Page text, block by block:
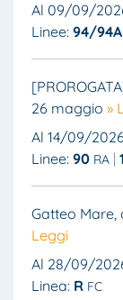
Al 09/09/
Linee: 94/94A
26 maggio »
Al 14/09/2026
Linee: 90 RA
Gatteo Mare,
Leggi
Al 28/09/
Linea: R FC